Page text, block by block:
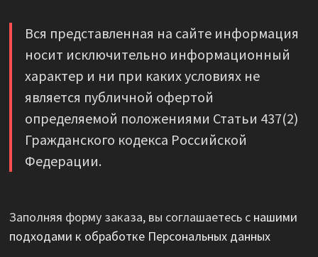
Вся представленная на сайте информация
носит исключительно информационный
характер и ни при каких условиях не
является публичной офертой
определяемой положениями Статьи 437(2)
Гражданского кодекса Российской
Федерации.
Заполняя форму заказа, вы соглашаетесь с нашими
подходами к обработке Персональных данных